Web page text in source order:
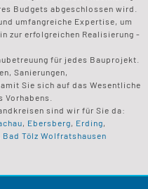
Budgets abgeschlossen wird.
umfangreiche Expertise, um
zur erfolgreichen Realisierung -
für jedes Bauprojekt.
Sanierungen,
Sie sich auf das Wesentliche
Vorhabens.
sind wir für Sie da:
, Ebersberg, Erding,
Bad Tölz Wolfratshausen